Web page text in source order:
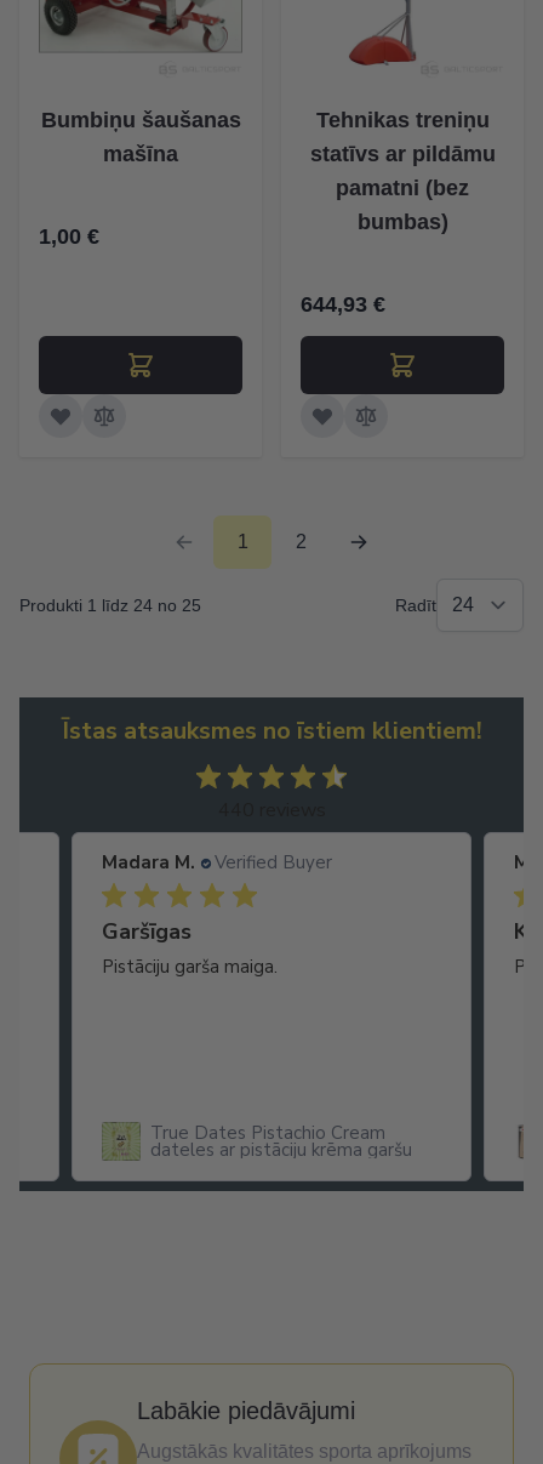
Bumbiņu šaušanas
mašīna
1,00 €
Tehnikas treniņu
statīvs ar pildāmu
pamatni (bez
bumbas)
644,93 €
1 2
Produkti 1 līdz 24 no 25 Radīt
Īstas atsauksmes no īstiem klientiem!
Madara M. Verified Buyer
Garšīgas
Pistāciju garša maiga.
True Dates Pistachio Cream
dateles ar pistāciju krēma garšu
Labākie piedāvājumi
Augstākās kvalitātes sporta aprīkojums